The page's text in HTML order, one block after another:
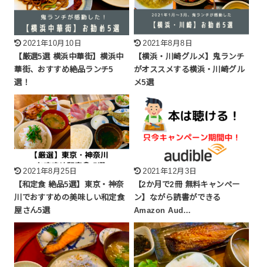
2021年10月10日
【厳選5選 横浜中華街】横浜中
華街、おすすめ絶品ランチ5
選！
2021年8月8日
【横浜・川崎グルメ】鬼ランチ
がオススメする横浜・川崎グル
メ5選
2021年8月25日
【和定食 絶品5選】東京・神奈
川でおすすめの美味しい和定食
屋さん5選
2021年12月3日
【2か月で2冊 無料キャンペー
ン】ながら読書ができる
Amazon Aud…